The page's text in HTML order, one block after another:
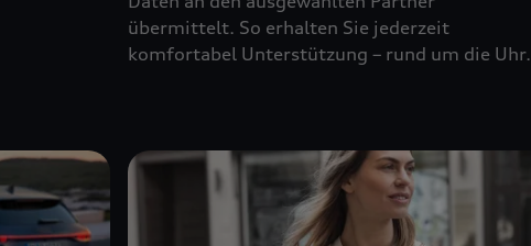
übermittelt. So erhalten Sie jederzeit
komfortabel Unterstützung – rund um die Uhr.